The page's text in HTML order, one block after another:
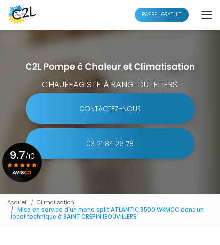
Aller
au
contenu
principal
RAPPEL GRATUIT
CHAUFFAGISTE À RANG-DU-FLIERS
CONTACTEZ-NOUS
03 21 84 26 78
9.7/10
Accueil
Climatisation
Mise en service d'un mono split ATLANTIC 3500 WKMCC dans un
local technique à SAINT CREPIN IBOUVILLERS